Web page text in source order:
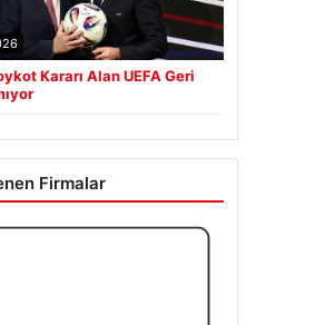
Kararı Alan UEFA Geri
Firmalar